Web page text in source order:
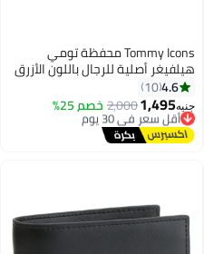
Tommy Icons محفظة تومي
هيلفيغر أصلية للرجال باللون الأزرق
الداكن من الجلد الطبيعي مزين بعلم
جانبي
4.6
10
1,495
2,000خصم 25% أقل سعر في 30 يوم
توصيل مجاني
أقل سعر في 30 يوم